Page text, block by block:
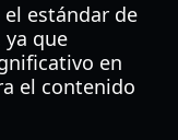
estándar de
ya que
en
el contenido